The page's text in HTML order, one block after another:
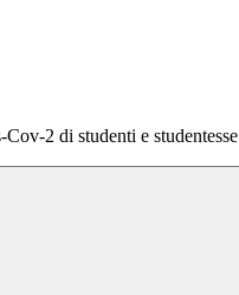
2 di studenti e studentesse